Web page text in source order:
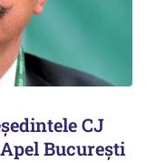
CJ
București